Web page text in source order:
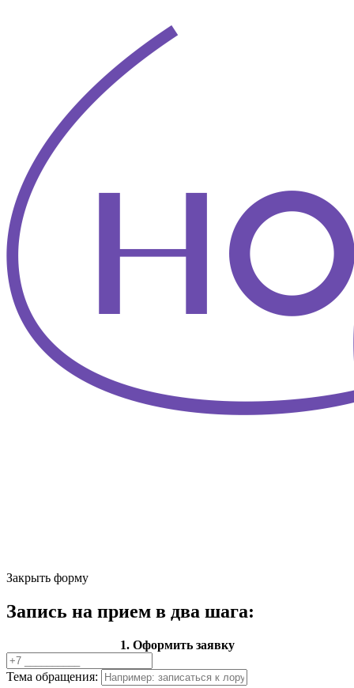
Закрыть форму
Запись на прием в два шага:
1. Оформить заявку
Тема обращения: